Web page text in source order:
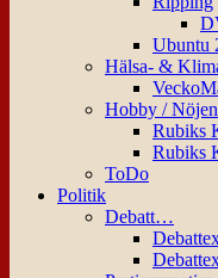
Ubuntu
Hälsa- &
Hobby / Nöjen
Rubiks
Rubiks
ToDo
Politik
Debatt…